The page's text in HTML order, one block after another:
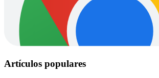
Artículos populares